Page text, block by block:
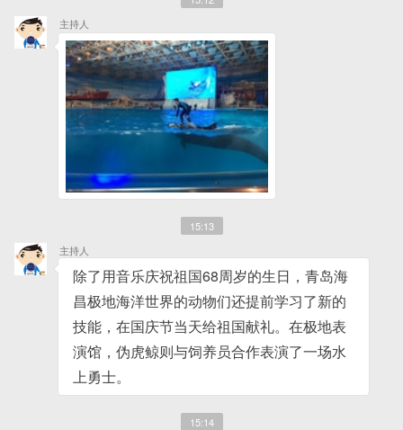
主持人
15:13
主持人
除了用音乐庆祝祖国68周岁的生日，青岛海
昌极地海洋世界的动物们还提前学习了新的
技能，在国庆节当天给祖国献礼。在极地表
演馆，伪虎鲸则与饲养员合作表演了一场水
上勇士。
15:14